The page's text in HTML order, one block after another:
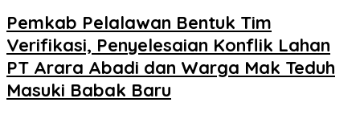
Pemkab Pelalawan Bentuk Tim
Verifikasi, Penyelesaian Konflik Lahan
PT Arara Abadi dan Warga Mak Teduh
Masuki Babak Baru